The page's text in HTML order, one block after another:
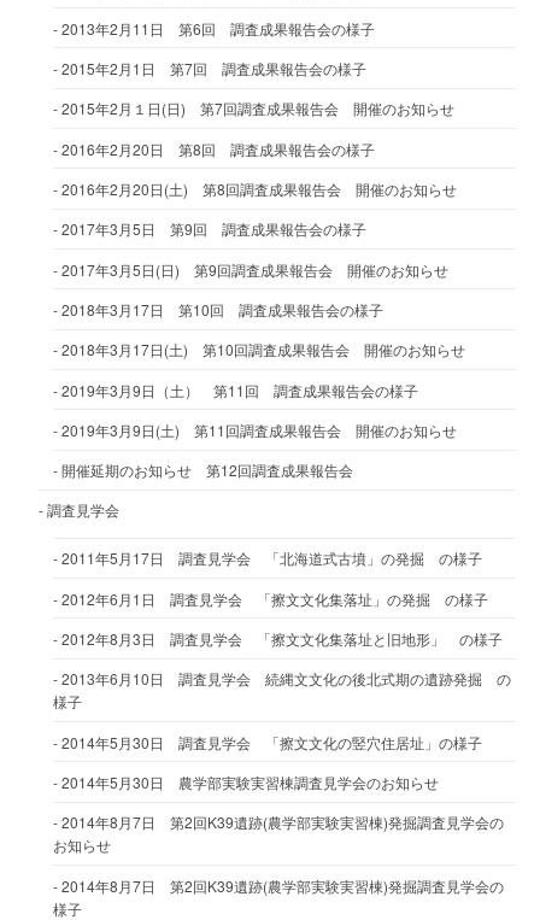
2013年2月11日 第6回 調査成果報告会の様子
2015年2月1日 第7回 調査成果報告会の様子
2015年2月１日(日) 第7回調査成果報告会 開催のお知らせ
2016年2月20日 第8回 調査成果報告会の様子
2016年2月20日(土) 第8回調査成果報告会 開催のお知らせ
2017年3月5日 第9回 調査成果報告会の様子
2017年3月5日(日) 第9回調査成果報告会 開催のお知らせ
2018年3月17日 第10回 調査成果報告会の様子
2018年3月17日(土) 第10回調査成果報告会 開催のお知らせ
2019年3月9日（土） 第11回 調査成果報告会の様子
2019年3月9日(土) 第11回調査成果報告会 開催のお知らせ
開催延期のお知らせ 第12回調査成果報告会
調査見学会
2011年5月17日 調査見学会 「北海道式古墳」の発掘 の様子
2012年6月1日 調査見学会 「擦文文化集落址」の発掘 の様子
2012年8月3日 調査見学会 「擦文文化集落址と旧地形」 の様子
2013年6月10日 調査見学会 続縄文文化の後北式期の遺跡発掘 の
様子
2014年5月30日 調査見学会 「擦文文化の竪穴住居址」の様子
2014年5月30日 農学部実験実習棟調査見学会のお知らせ
2014年8月7日 第2回K39遺跡(農学部実験実習棟)発掘調査見学会の
お知らせ
2014年8月7日 第2回K39遺跡(農学部実験実習棟)発掘調査見学会の
様子